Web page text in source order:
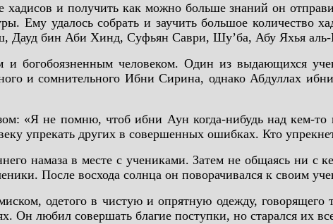
и получить как можно больше знаний он
Ему удалось собрать и заучить большое количество
Дауд бин Аби Хинд, Суфьян Саври, Шу’ба, Абу Яхья
богобоязненным человеком. Один из выдающихся
и сомнительного Ибни Сирина, однако Абдуллах
«Я не помню, чтоб ибни Аун когда-нибудь над кем-то
упрекать других в совершенных ошибках. Кто
намаза в месте с учениками. Затем не общаясь ни с
После восхода солнца он поворачивался к своим
одетого в чистую и опрятную одежду,
Он любил совершать благие поступки, но старался их